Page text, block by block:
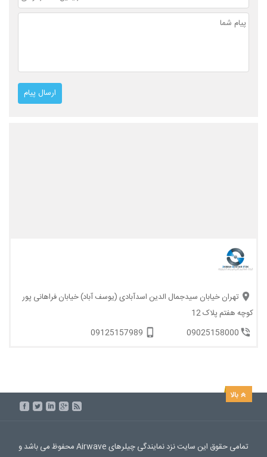
تهران خیابان سیدجمال الدین اسدآبادی (یوسف آباد) خیابان فراهانی پور
کوچه هفتم پلاک 12
09025158000
09125157989
تمامی حقوق این سایت نزد نمایندگی چیلرهای Airwave محفوظ می باشد و